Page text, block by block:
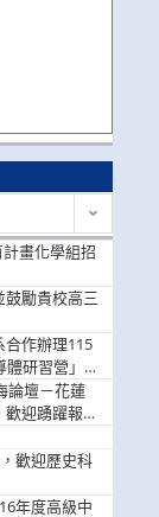
畫化學組招
勵貴校高三
作辦理115
研習營」，
論壇－花蓮
迎踴躍報名
歡迎歷史科
年度高級中